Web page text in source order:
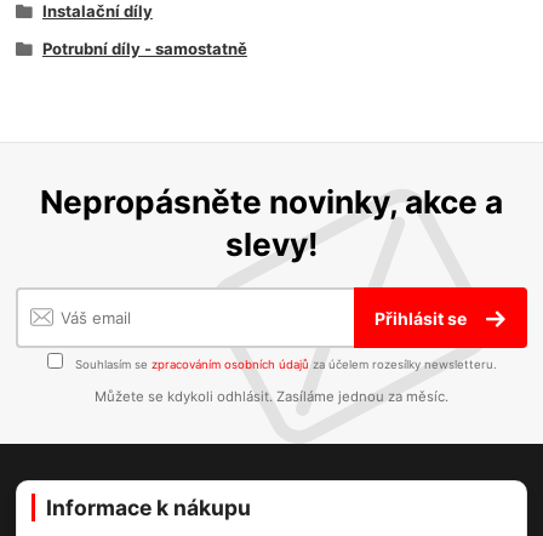
Instalační díly
Potrubní díly - samostatně
Nepropásněte novinky, akce a
slevy!
Přihlásit se
Souhlasím se zpracováním osobních údajů za účelem rozesílky newsletteru.
Můžete se kdykoli odhlásit. Zasíláme jednou za měsíc.
Informace k nákupu